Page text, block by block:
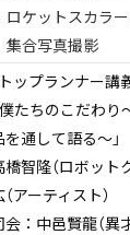
ロケットスカラ
集合写真撮影
トップランナー講
僕たちのこだわ
を通して語る〜」
橋智隆（ロボッ
アーティスト）
会：中邑賢龍（